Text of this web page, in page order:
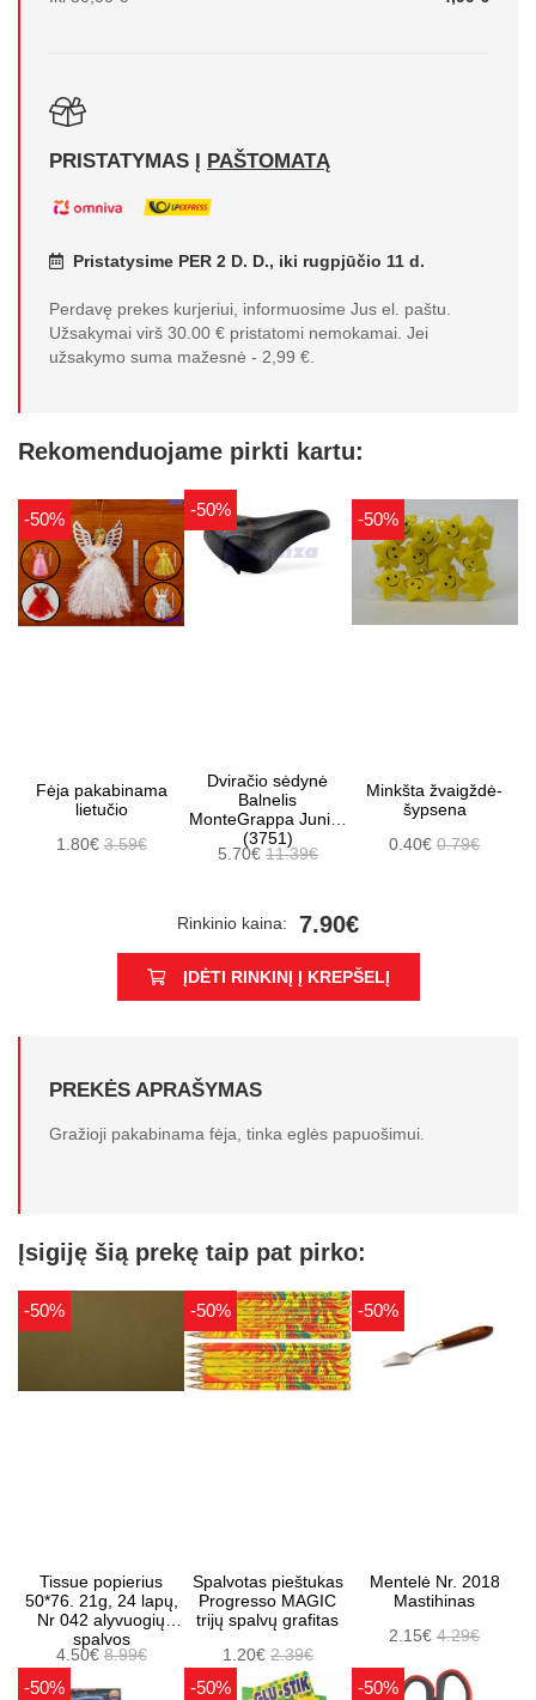
PRISTATYMAS Į PAŠTOMATĄ
Pristatysime PER 2 D. D., iki rugpjūčio 11 d.
Perdavę prekes kurjeriui, informuosime Jus el. paštu.
Užsakymai virš 30.00 € pristatomi nemokamai. Jei
užsakymo suma mažesnė - 2,99 €.
Rekomenduojame pirkti kartu:
-50%
Fėja pakabinama
lietučio
1.80€3.59€
-50%
Dviračio sėdynė
Balnelis
MonteGrappa Junior
(3751)
5.70€ 11.39€
-50%
Minkšta žvaigždė-
šypsena
0.40€0.79€
Rinkinio kaina: 7.90€
ĮDĖTI RINKINĮ Į KREPŠELĮ
PREKĖS APRAŠYMAS
Gražioji pakabinama fėja, tinka eglės papuošimui.
Įsigiję šią prekę taip pat pirko:
-50%
Tissue popierius
50*76. 21g, 24 lapų,
Nr 042 alyvuogių
spalvos
4.50€8.99€
-50%
Spalvotas pieštukas
Progresso MAGIC
trijų spalvų grafitas
1.20€ 2.39€
-50%
Mentelė Nr. 2018
Mastihinas
2.15€4.29€
-50% -50% -50%